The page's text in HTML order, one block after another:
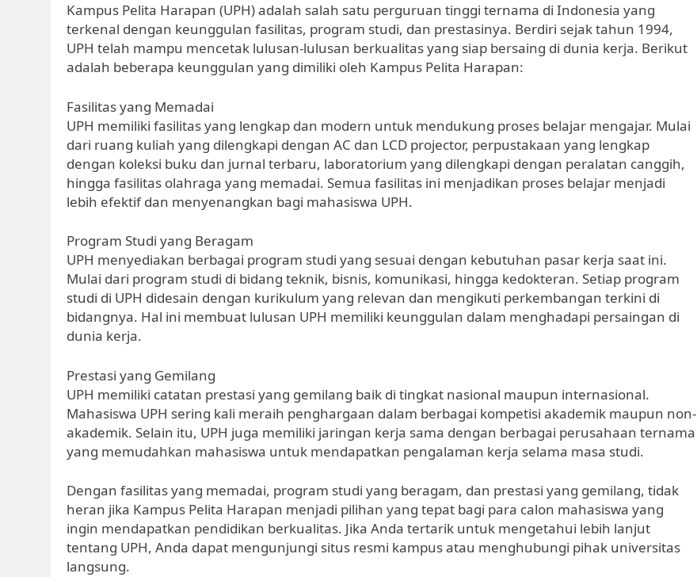
Kampus Pelita Harapan (UPH) adalah salah satu perguruan tinggi ternama di Indonesia yang
terkenal dengan keunggulan fasilitas, program studi, dan prestasinya. Berdiri sejak tahun 1994,
UPH telah mampu mencetak lulusan-lulusan berkualitas yang siap bersaing di dunia kerja. Berikut
adalah beberapa keunggulan yang dimiliki oleh Kampus Pelita Harapan:
Fasilitas yang Memadai
UPH memiliki fasilitas yang lengkap dan modern untuk mendukung proses belajar mengajar. Mulai
dari ruang kuliah yang dilengkapi dengan AC dan LCD projector, perpustakaan yang lengkap
dengan koleksi buku dan jurnal terbaru, laboratorium yang dilengkapi dengan peralatan canggih,
hingga fasilitas olahraga yang memadai. Semua fasilitas ini menjadikan proses belajar menjadi
lebih efektif dan menyenangkan bagi mahasiswa UPH.
Program Studi yang Beragam
UPH menyediakan berbagai program studi yang sesuai dengan kebutuhan pasar kerja saat ini.
Mulai dari program studi di bidang teknik, bisnis, komunikasi, hingga kedokteran. Setiap program
studi di UPH didesain dengan kurikulum yang relevan dan mengikuti perkembangan terkini di
bidangnya. Hal ini membuat lulusan UPH memiliki keunggulan dalam menghadapi persaingan di
dunia kerja.
Prestasi yang Gemilang
UPH memiliki catatan prestasi yang gemilang baik di tingkat nasional maupun internasional.
Mahasiswa UPH sering kali meraih penghargaan dalam berbagai kompetisi akademik maupun non-
akademik. Selain itu, UPH juga memiliki jaringan kerja sama dengan berbagai perusahaan ternama
yang memudahkan mahasiswa untuk mendapatkan pengalaman kerja selama masa studi.
Dengan fasilitas yang memadai, program studi yang beragam, dan prestasi yang gemilang, tidak
heran jika Kampus Pelita Harapan menjadi pilihan yang tepat bagi para calon mahasiswa yang
ingin mendapatkan pendidikan berkualitas. Jika Anda tertarik untuk mengetahui lebih lanjut
tentang UPH, Anda dapat mengunjungi situs resmi kampus atau menghubungi pihak universitas
langsung.